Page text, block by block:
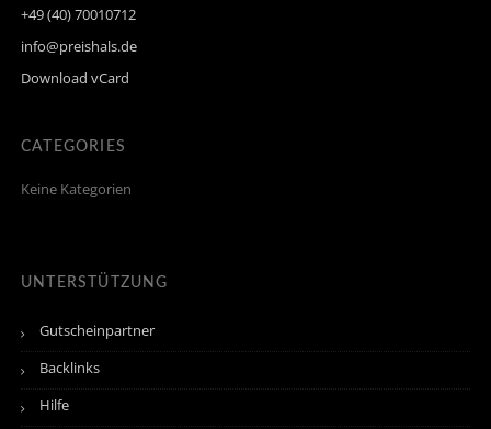
+49 (40) 70010712
info@preishals.de
Download vCard
CATEGORIES
Keine Kategorien
UNTERSTÜTZUNG
Gutscheinpartner
Backlinks
Hilfe